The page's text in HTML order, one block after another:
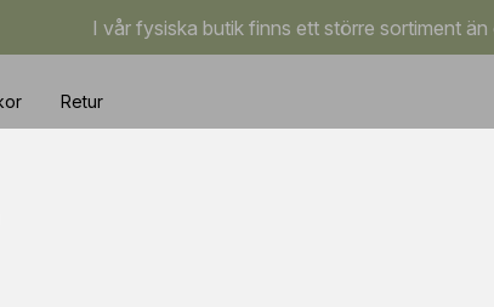
I vår fysiska butik finns ett större sortiment
Retur